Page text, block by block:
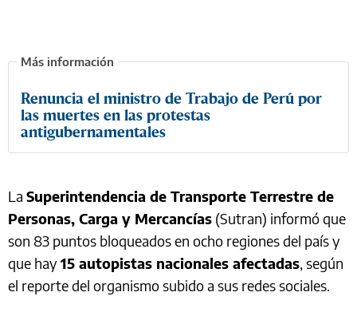
Renuncia el ministro de Trabajo de Perú por
las muertes en las protestas
antigubernamentales
La Superintendencia de Transporte Terrestre de
Personas, Carga y Mercancías (Sutran) informó que
son 83 puntos bloqueados en ocho regiones del país y
que hay15 autopistas nacionales afectadas, según
el reporte del organismo subido a sus redes sociales.